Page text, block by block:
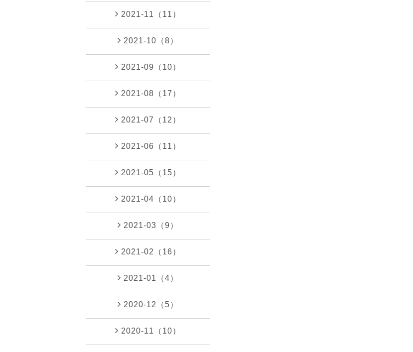
2021-11（11）
2021-10（8）
2021-09（10）
2021-08（17）
2021-07（12）
2021-06（11）
2021-05（15）
2021-04（10）
2021-03（9）
2021-02（16）
2021-01（4）
2020-12（5）
2020-11（10）